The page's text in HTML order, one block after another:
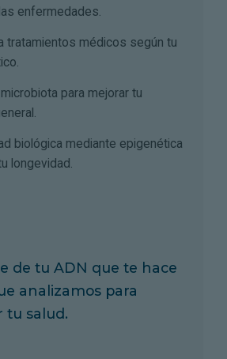
enfermedades.
tratamientos médicos según tu
para mejorar tu
biológica mediante epigenética
longevidad.
de tu ADN que te hace
analizamos para
tu salud.